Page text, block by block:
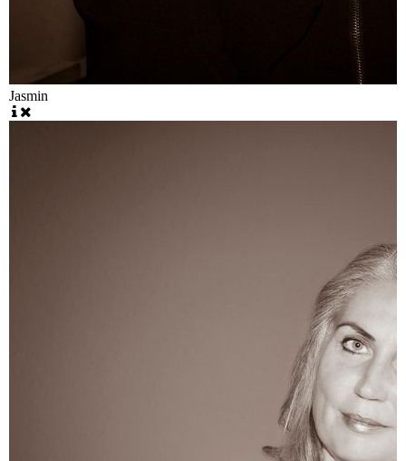
Jasmin